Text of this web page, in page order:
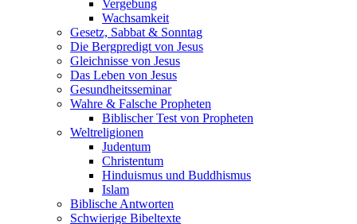
Vergebung
Wachsamkeit
Gesetz, Sabbat & Sonntag
Die Bergpredigt von Jesus
Gleichnisse von Jesus
Das Leben von Jesus
Gesundheitsseminar
Wahre & Falsche Propheten
Biblischer Test von Propheten
Weltreligionen
Judentum
Christentum
Hinduismus und Buddhismus
Islam
Biblische Antworten
Schwierige Bibeltexte